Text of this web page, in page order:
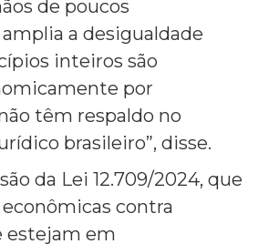
de poucos
a desigualdade
inteiros são
por
têm respaldo no
brasileiro”, disse.
da Lei 12.709/2024, que
contra
estejam em